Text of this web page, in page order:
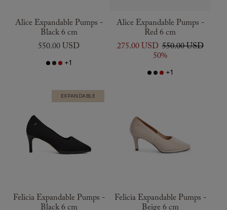
Alice Expandable Pumps -
Black 6 cm
550.00 USD
+1
Alice Expandable Pumps -
Red 6 cm
275.00 USD 550.00 USD
50%
+1
EXPANDABLE
Felicia Expandable Pumps - Felicia Expandable Pumps -